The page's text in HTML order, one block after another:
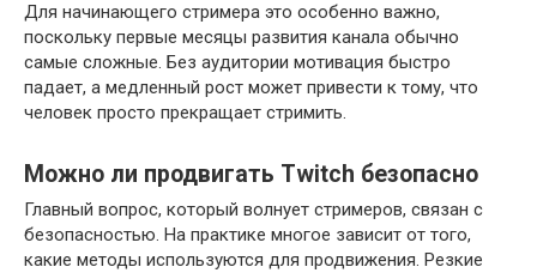
Для начинающего стримера это особенно важно,
поскольку первые месяцы развития канала обычно
самые сложные. Без аудитории мотивация быстро
падает, а медленный рост может привести к тому, что
человек просто прекращает стримить.
Можно ли продвигать Twitch безопасно
Главный вопрос, который волнует стримеров, связан с
безопасностью. На практике многое зависит от того,
какие методы используются для продвижения. Резкие